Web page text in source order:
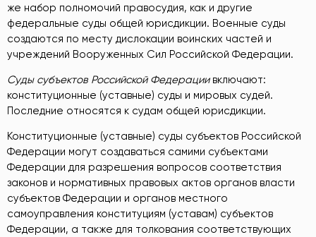
же набор полномочий правосудия, как и другие
федеральные суды общей юрисдикции. Военные суды
создаются по месту дислокации воинских частей и
учреждений Вооруженных Сил Российской Федерации.
Суды субъектов Российской Федерации включают:
конституционные (уставные) суды и мировых судей.
Последние относятся к судам общей юрисдикции.
Конституционные (уставные) суды субъектов Российской
Федерации могут создаваться самими субъектами
Федерации для разрешения вопросов соответствия
законов и нормативных правовых актов органов власти
субъектов Федерации и органов местного
самоуправления конституциям (уставам) субъектов
Федерации, а также для толкования соответствующих